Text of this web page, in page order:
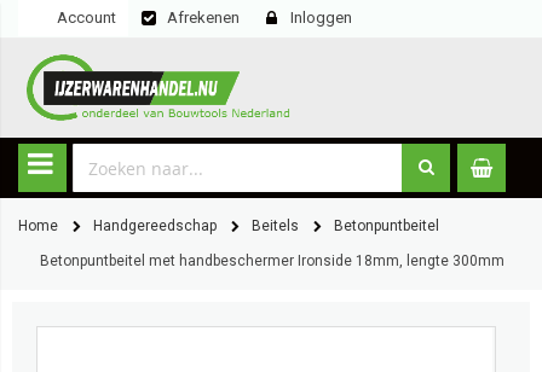
Account Afrekenen Inloggen
Home Handgereedschap Beitels Betonpuntbeitel
Betonpuntbeitel met handbeschermer Ironside 18mm, lengte 300mm